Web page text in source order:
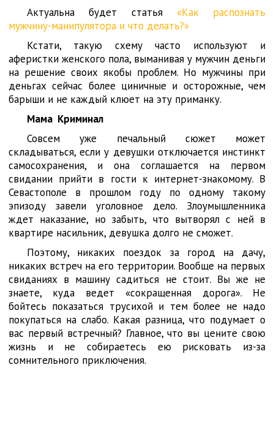
Актуальна будет статья «Как распознать
мужчину-манипулятора и что делать?»
Кстати, такую схему часто используют и
аферистки женского пола, выманивая у мужчин деньги
на решение своих якобы проблем. Но мужчины при
деньгах сейчас более циничные и осторожные, чем
барыши и не каждый клюет на эту приманку.
Мама Криминал
Совсем уже печальный сюжет может
складываться, если у девушки отключается инстинкт
самосохранения, и она соглашается на первом
свидании прийти в гости к интернет-знакомому. В
Севастополе в прошлом году по одному такому
эпизоду завели уголовное дело. Злоумышленника
ждет наказание, но забыть, что вытворял с ней в
квартире насильник, девушка долго не сможет.
Поэтому, никаких поездок за город на дачу,
никаких встреч на его территории. Вообще на первых
свиданиях в машину садиться не стоит. Вы же не
знаете, куда ведет «сокращенная дорога». Не
бойтесь показаться трусихой и тем более не надо
покупаться на слабо. Какая разница, что подумает о
вас первый встречный? Главное, что вы цените свою
жизнь и не собираетесь ею рисковать из-за
сомнительного приключения.